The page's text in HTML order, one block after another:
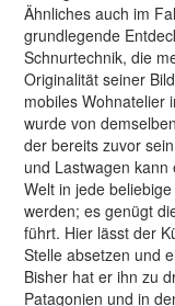
Ähnliches auch im
grundlegende
Schnurtechnik, die
Originalität seiner
mobiles Wohnatelier
wurde von
der bereits zuvor
und Lastwagen
Welt in jede
werden; es genügt
führt. Hier lässt der
Stelle absetzen und
Bisher hat er ihn zu
Patagonien und in